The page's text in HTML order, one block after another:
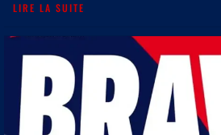
LIRE LA SUITE